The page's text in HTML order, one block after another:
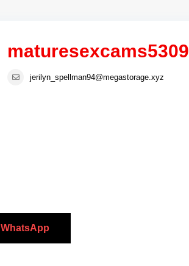
maturesexcams5309
jerilyn_spellman94@megastorage.xyz
WhatsApp